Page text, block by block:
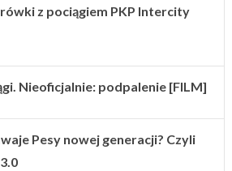
z pociągiem PKP Intercity
Nieoficjalnie: podpalenie [FILM]
Pesy nowej generacji? Czyli